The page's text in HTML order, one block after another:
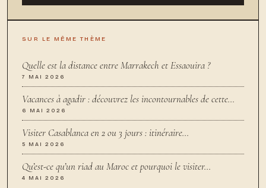
SUR LE MÊME THÈME
Quelle est la distance entre Marrakech et Essaouira ?
7 MAI 2026
Vacances à agadir : découvrez les incontournables de cette…
6 MAI 2026
Visiter Casablanca en 2 ou 3 jours : itinéraire…
5 MAI 2026
Qu’est-ce qu’un riad au Maroc et pourquoi le visiter…
4 MAI 2026